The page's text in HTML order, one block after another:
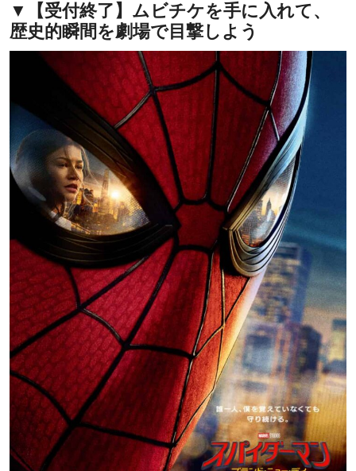
▼【受付終了】ムビチケを手に入れて、
歴史的瞬間を劇場で目撃しよう